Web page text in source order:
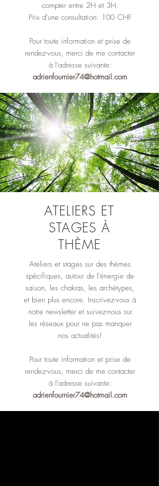
compter entre 2H et 3H.
Prix d'une consultation: 100 CHF
Pour toute information et prise de
rendez-vous, merci de me contacter
à l'adresse suivante:
adrienfournier74@hotmail.com
ATELIERS ET
STAGES À
THÈME
Ateliers et stages sur des thèmes
spécifiques, autour de l'énergie de
saison, les chakras, les archétypes,
et bien plus encore. Inscrivez-vous à
notre newsletter et suivez-nous sur
les réseaux pour ne pas manquer
nos actualités!
Pour toute information et prise de
rendez-vous, merci de me contacter
à l'adresse suivante:
adrienfournier74@hotmail.com